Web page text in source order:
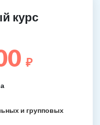
курс
₽
и групповых